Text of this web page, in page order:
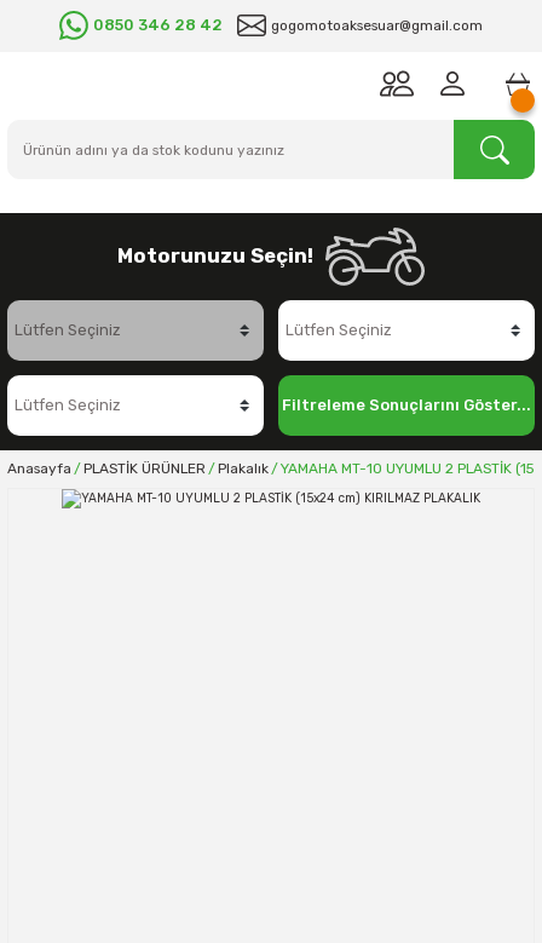
0850 346 28 42 gogomotoaksesuar@gmail.com
Motorunuzu Seçin!
Filtreleme Sonuçlarını Göster...
Anasayfa PLASTİK ÜRÜNLER Plakalık YAMAHA MT-10 UYUMLU 2 PLASTİK